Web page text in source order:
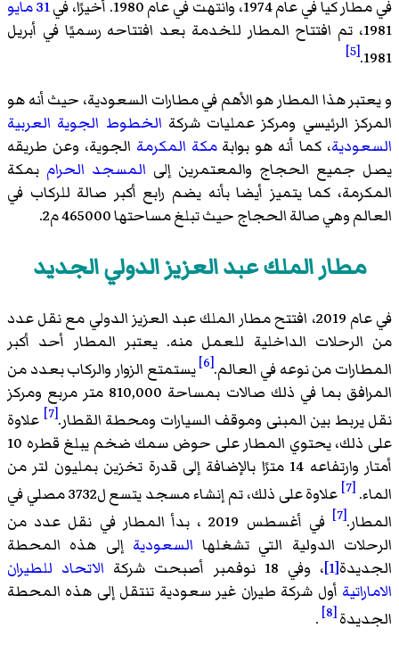
في مطار كيا في عام 1974، وانتهت في عام 1980. أخيرًا، في
31 مايو
1981، تم افتتاح المطار للخدمة بعد افتتاحه رسميًا في أبريل
1981.
[5]
و يعتبر هذا المطار هو الأهم في مطارات السعودية، حيث أنه هو
المركز الرئيسي ومركز عمليات شركة الخطوط الجوية العربية
السعودية، كما أنه هو بوابةمكة المكرمة الجوية، وعن طريقه
يصل جميع الحجاج والمعتمرين إلى المسجد الحرام بمكة
المكرمة، كما يتميز أيضا بأنه يضم رابع أكبر صالة للركاب في
العالم وهي صالة الحجاج حيث تبلغ مساحتها 465000 م2.
مطار الملك عبد العزيز الدولي الجديد
في عام 2019، افتتح مطار الملك عبد العزيز الدولي مع نقل عدد
من الرحلات الداخلية للعمل منه. يعتبر المطار أحد أكبر
المطارات من نوعه في العالم.[6]
يستمتع الزوار والركاب بعدد من
المرافق بما في ذلك صالات بمساحة 810,000 متر مربع ومركز
نقل يربط بين المبنى وموقف السيارات ومحطة القطار.[7]
علاوة
على ذلك، يحتوي المطار على حوض سمك ضخم يبلغ قطره 10
أمتار وارتفاعه 14 مترًا بالإضافة إلى قدرة تخزين بمليون لتر من
الماء. [7]
علاوة على ذلك، تم إنشاء مسجد يتسع ل3732 مصلي في
المطار.[7]
في أغسطس 2019 ، بدأ المطار في نقل عدد من
الرحلات الدولية التي تشغلها السعودية إلى هذه المحطة
الجديدة[1] ، وفي 18 نوفمبر أصبحت شركة
الاتحاد للطيران
الاماراتية أول شركة طيران غير سعودية تنتقل إلى هذه المحطة
الجديدة[8]
.